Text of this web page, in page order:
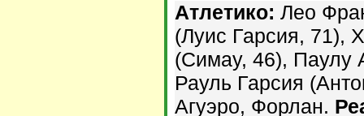
Атлетико: Лео
(Луис Гарсия, 71),
(Симау, 46), Паулу
Рауль Гарсия
Агуэро, Форлан.